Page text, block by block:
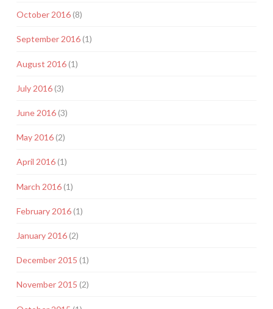
October 2016(8)
September 2016(1)
August 2016(1)
July 2016(3)
June 2016(3)
May 2016(2)
April 2016(1)
March 2016(1)
February 2016(1)
January 2016(2)
December 2015 (1)
November 2015 (2)